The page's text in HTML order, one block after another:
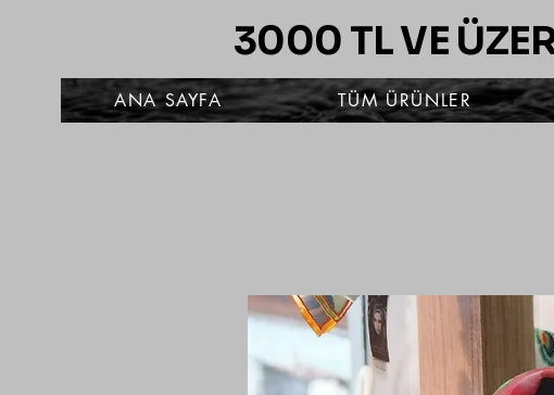
3000 TL VE
ANA SAYFA TÜM ÜRÜNLER